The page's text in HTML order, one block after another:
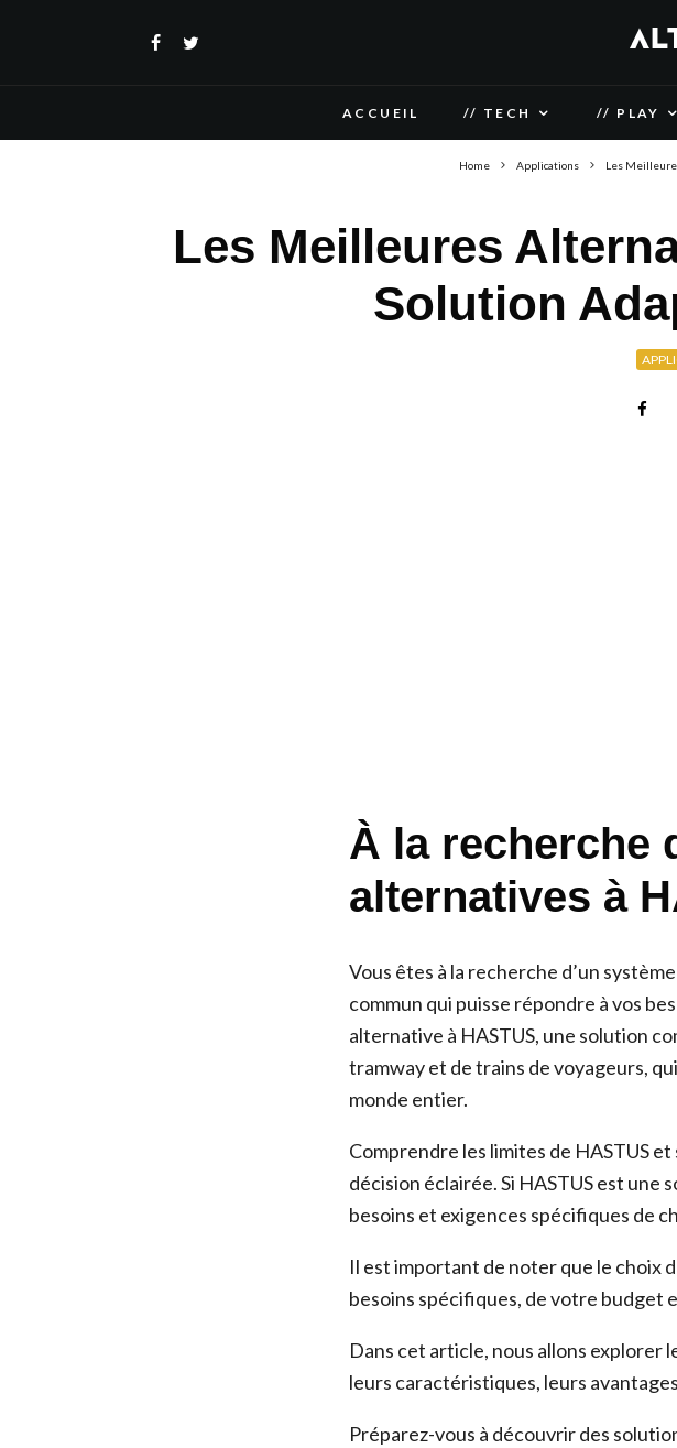
ACCUEIL // TECH // PLAY
Home Applications Les
Les Meilleures
Solution
À la recherche
alternatives à
Vous êtes à la recherche d’un
commun qui puisse répondre à vos
alternative à HASTUS, une solution
tramway et de trains de voyageurs,
monde entier.
Comprendre les limites de HASTUS
décision éclairée. Si HASTUS est une
besoins et exigences spécifiques de
Il est important de noter que le choix
besoins spécifiques, de votre budget
Dans cet article, nous allons explorer
leurs caractéristiques, leurs
Préparez-vous à découvrir des